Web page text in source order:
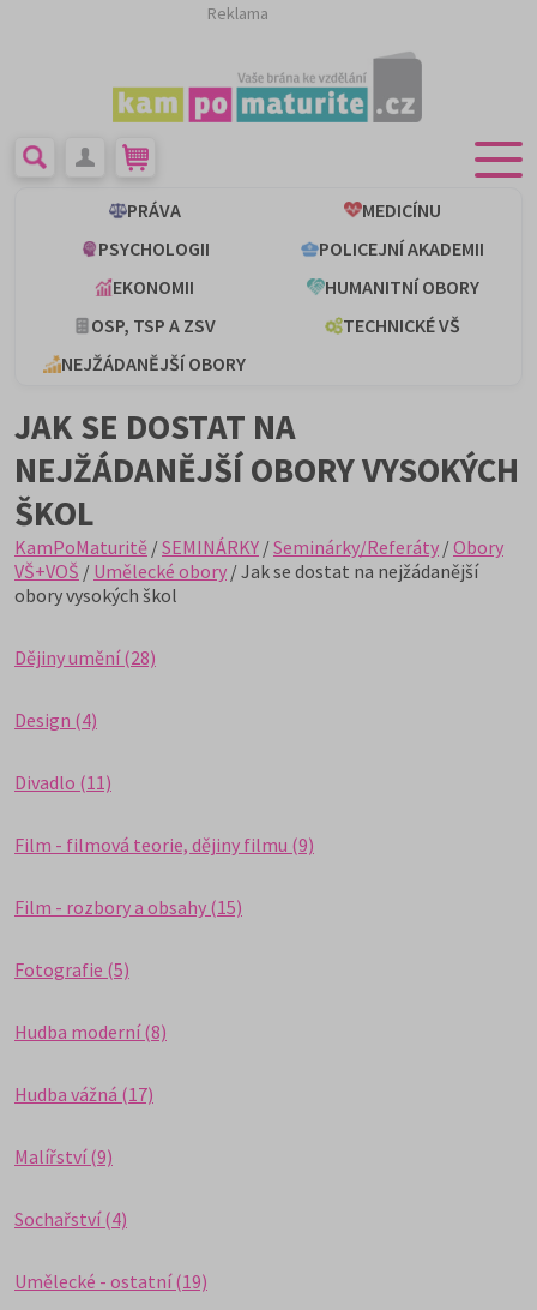
Reklama
PRÁVA
MEDICÍNU
PSYCHOLOGII
POLICEJNÍ AKADEMII
EKONOMII
HUMANITNÍ OBORY
OSP, TSP A ZSV
TECHNICKÉ VŠ
NEJŽÁDANĚJŠÍ OBORY
JAK SE DOSTAT NA
NEJŽÁDANĚJŠÍ OBORY VYSOKÝCH
ŠKOL
KamPoMaturitě /SEMINÁRKY /Seminárky/Referáty /Obory
VŠ+VOŠ / Umělecké obory / Jak se dostat na nejžádanější
obory vysokých škol
Dějiny umění (28)
Design (4)
Divadlo (11)
Film - filmová teorie, dějiny filmu (9)
Film - rozbory a obsahy (15)
Fotografie (5)
Hudba moderní (8)
Hudba vážná (17)
Malířství (9)
Sochařství (4)
Umělecké - ostatní (19)